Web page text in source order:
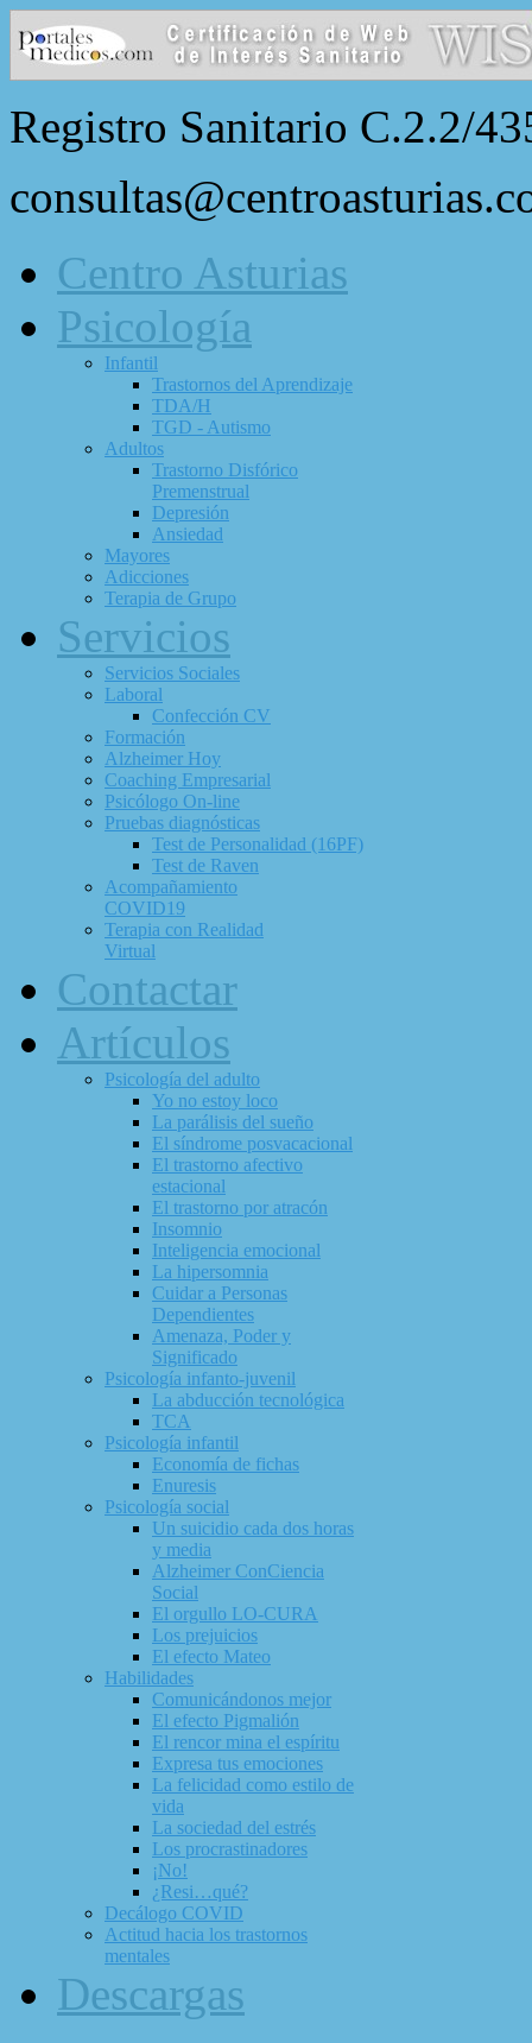
Registro Sanitario C.2.2/
Centro Asturias
Psicología
Infantil
Trastornos del Aprendizaje
TDA/H
TGD - Autismo
Adultos
Trastorno Disfórico
Premenstrual
Depresión
Ansiedad
Mayores
Adicciones
Terapia de Grupo
Servicios
Servicios Sociales
Laboral
Confección CV
Formación
Alzheimer Hoy
Coaching Empresarial
Psicólogo On-line
Pruebas diagnósticas
Test de Personalidad (16PF)
Test de Raven
Acompañamiento
COVID19
Terapia con Realidad
Virtual
Contactar
Artículos
Psicología del adulto
Yo no estoy loco
La parálisis del sueño
El síndrome posvacacional
El trastorno afectivo
estacional
El trastorno por atracón
Insomnio
Inteligencia emocional
La hipersomnia
Cuidar a Personas
Dependientes
Amenaza, Poder y
Significado
Psicología infanto-juvenil
La abducción tecnológica
TCA
Psicología infantil
Economía de fichas
Enuresis
Psicología social
Un suicidio cada dos horas
y media
Alzheimer ConCiencia
Social
El orgullo LO-CURA
Los prejuicios
El efecto Mateo
Habilidades
Comunicándonos mejor
El efecto Pigmalión
El rencor mina el espíritu
Expresa tus emociones
La felicidad como estilo de
vida
La sociedad del estrés
Los procrastinadores
¡No!
¿Resi…qué?
Decálogo COVID
Actitud hacia los trastornos
mentales
Descargas